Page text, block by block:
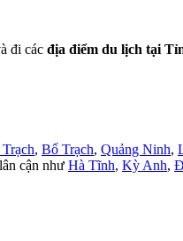
đi các địa điểm du lịch tại
, Bố Trạch, Quảng Ninh,
cận như Hà Tĩnh, Kỳ Anh,